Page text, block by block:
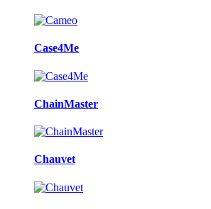
Case4Me
ChainMaster
Chauvet